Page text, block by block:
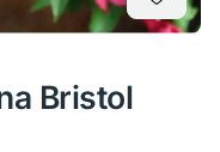
Bristol